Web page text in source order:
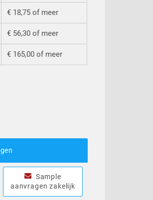
€ 18,75 of meer
€ 56,30 of meer
€ 165,00 of meer
Sample
aanvragen zakelijk